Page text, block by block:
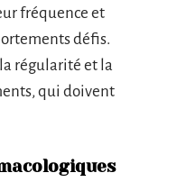
fréquence et
défis.
régularité et la
qui doivent